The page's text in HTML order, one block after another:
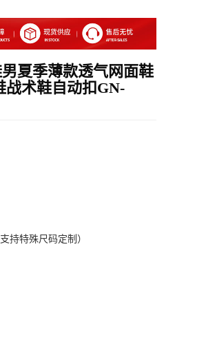
夏季薄款透气网面鞋
战术鞋自动扣GN-
持特殊尺码定制）